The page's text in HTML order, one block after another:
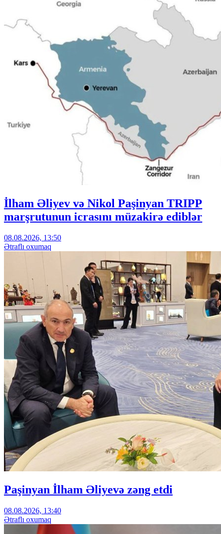
İlham Əliyev və Nikol Paşinyan TRIPP
marşrutunun icrasını müzakirə ediblər
08.08.2026, 13:50
Ətraflı oxumaq
Paşinyan İlham Əliyevə zəng etdi
08.08.2026, 13:40
Ətraflı oxumaq